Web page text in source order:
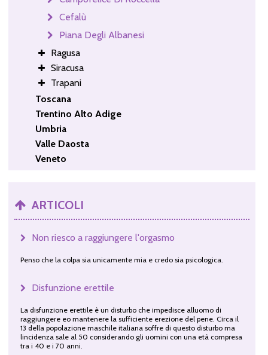
Cefalù
Piana Degli Albanesi
Ragusa
Siracusa
Trapani
Toscana
Trentino Alto Adige
Umbria
Valle Daosta
Veneto
ARTICOLI
Non riesco a raggiungere l'orgasmo
Penso che la colpa sia unicamente mia e credo sia psicologica.
Disfunzione erettile
La disfunzione erettile è un disturbo che impedisce alluomo di
raggiungere eo mantenere la sufficiente erezione del pene. Circa il
13 della popolazione maschile italiana soffre di questo disturbo ma
lincidenza sale al 50 considerando gli uomini con una età compresa
tra i 40 e i 70 anni.